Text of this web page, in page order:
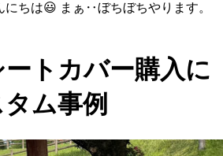
にちは😃 まぁ‥ぼちぼちやります。
トカバー購入に
ム事例